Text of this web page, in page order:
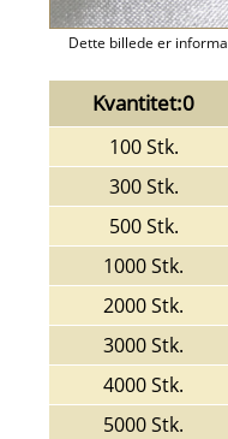
Dette billede er
Kvantitet:0
100 Stk.
300 Stk.
500 Stk.
1000 Stk.
2000 Stk.
3000 Stk.
4000 Stk.
5000 Stk.